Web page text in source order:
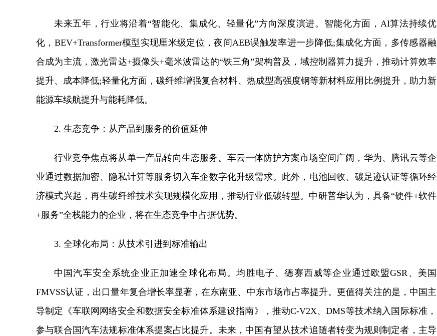
未来五年，行业将沿着“智能化、集成化、轻量化”方向深度演进。智能化方面，AI算法持续优
化，BEV+Transformer模型实现厘米级定位，夜间AEB误触发率进一步降低;集成化方面，多传感器融
合成为主流，激光雷达+摄像头+毫米波雷达的“铁三角”架构普及，域控制器算力提升，推动计算效率
提升、成本降低;轻量化方面，碳纤维增强复合材料、热成型高强度钢等新材料应用比例提升，助力新
能源车续航提升与能耗降低。
2. 生态竞争：从产品到服务的价值延伸
行业竞争焦点将从单一产品转向生态服务。车云一体防护方案市场空间广阔，华为、腾讯云等企
业通过数据加密、隐私计算等服务切入车企数字化升级需求。此外，电池回收、碳足迹认证等循环经
济模式兴起，再生碳纤维技术实现规模化应用，推动行业低碳转型。中研普华认为，具备“硬件+软件
+服务”全栈能力的企业，将在生态竞争中占据优势。
3. 全球化布局：从技术引进到标准输出
中国汽车安全系统企业正加速全球化布局。均胜电子、德赛西威等企业通过欧盟GSR、美国
FMVSS认证，出口量年复合增长率显著，在东南亚、中东市场市占率提升。更值得关注的是，中国主
导制定《车联网网络安全和数据安全标准体系建设指南》，推动C-V2X、DMS等技术纳入国际标准，
参与联合国汽车法规标准体系提案占比提升。未来，中国有望从技术追随者转变为规则制定者，主导